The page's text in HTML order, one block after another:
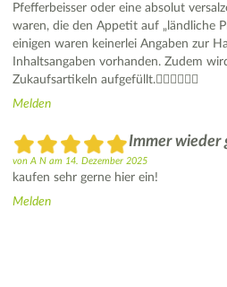
Pfefferbeisser oder eine absolut
waren, die den Appetit auf „ländliche
einigen waren keinerlei Angaben zur
Inhaltsangaben vorhanden. Zudem
Zukaufsartikeln aufgefüllt.👎🏻👎🏻👎🏻
Melden
Immer wieder
von A N am 14. Dezember 2025
kaufen sehr gerne hier ein!
Melden